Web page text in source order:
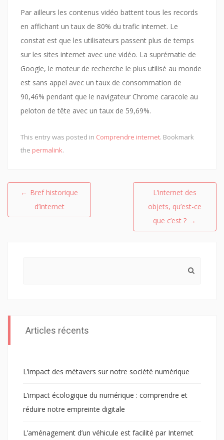
Par ailleurs les contenus vidéo battent tous les records
en affichant un taux de 80% du trafic internet. Le
constat est que les utilisateurs passent plus de temps
sur les sites internet avec une vidéo. La suprématie de
Google, le moteur de recherche le plus utilisé au monde
est sans appel avec un taux de consommation de
90,46% pendant que le navigateur Chrome caracole au
peloton de tête avec un taux de 59,69%.
This entry was posted in Comprendre internet. Bookmark
the permalink.
Navigation
l’article
← Bref historique
d’internet
L’internet des
objets, qu’est-ce
que c’est ? →
Articles récents
L’impact des métavers sur notre société numérique
L’impact écologique du numérique : comprendre et
réduire notre empreinte digitale
L’aménagement d’un véhicule est facilité par Internet